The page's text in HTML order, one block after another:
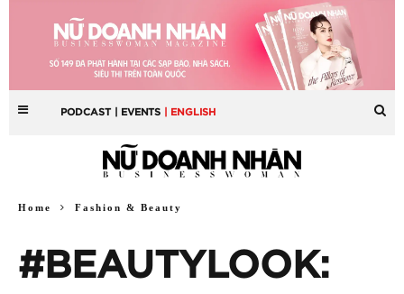
PODCAST | EVENTS | ENGLISH
Home Fashion & Beauty
#BEAUTYLOOK: